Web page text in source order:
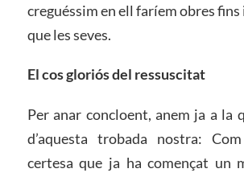
creguéssim en ell faríem obres
que les seves.
El cos gloriós del ressuscitat
Per anar concloent, anem ja a la
d’aquesta trobada nostra:
certesa que ja ha començat un